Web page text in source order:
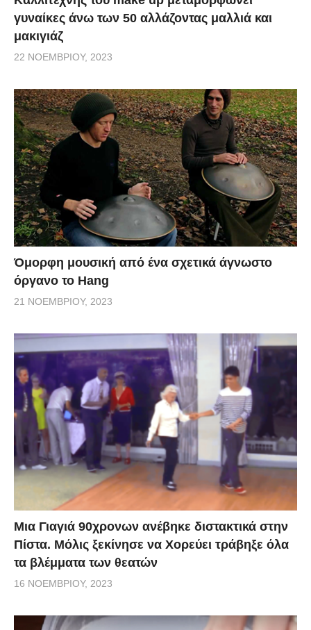
γυναίκες άνω των 50 αλλάζοντας μαλλιά και
μακιγιάζ
22 ΝΟΕΜΒΡΊΟΥ, 2023
Όμορφη μουσική από ένα σχετικά άγνωστο
όργανο το Hang
21 ΝΟΕΜΒΡΊΟΥ, 2023
Μια Γιαγιά 90χρονων ανέβηκε διστακτικά στην
Πίστα. Μόλις ξεκίνησε να Χορεύει τράβηξε όλα
τα βλέμματα των θεατών
16 ΝΟΕΜΒΡΊΟΥ, 2023